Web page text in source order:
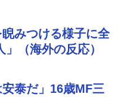
みつける様子に全
（海外の反応）
泰だ」16歳MF三